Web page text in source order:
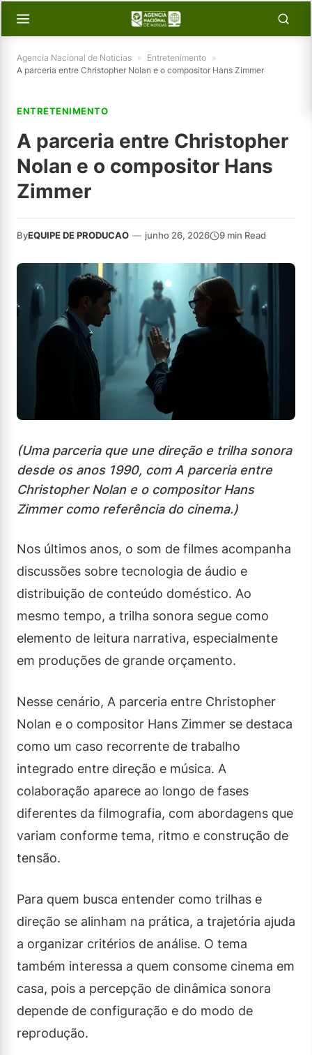
Agencia Nacional de Noticias » Entretenimento »
A parceria entre Christopher Nolan e o compositor Hans Zimmer
ENTRETENIMENTO
A parceria entre Christopher
Nolan e o compositor Hans
Zimmer
ByEQUIPE DE PRODUCAO — junho 26, 2026 9 min Read
(Uma parceria que une direção e trilha sonora
desde os anos 1990, com A parceria entre
Christopher Nolan e o compositor Hans
Zimmer como referência do cinema.)
Nos últimos anos, o som de filmes acompanha
discussões sobre tecnologia de áudio e
distribuição de conteúdo doméstico. Ao
mesmo tempo, a trilha sonora segue como
elemento de leitura narrativa, especialmente
em produções de grande orçamento.
Nesse cenário, A parceria entre Christopher
Nolan e o compositor Hans Zimmer se destaca
como um caso recorrente de trabalho
integrado entre direção e música. A
colaboração aparece ao longo de fases
diferentes da filmografia, com abordagens que
variam conforme tema, ritmo e construção de
tensão.
Para quem busca entender como trilhas e
direção se alinham na prática, a trajetória ajuda
a organizar critérios de análise. O tema
também interessa a quem consome cinema em
casa, pois a percepção de dinâmica sonora
depende de configuração e do modo de
reprodução.